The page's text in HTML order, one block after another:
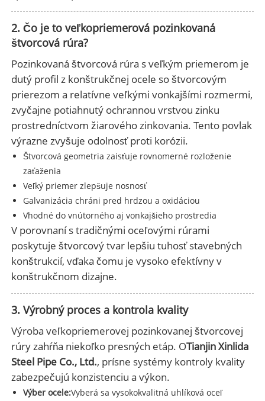
2. Čo je to veľkopriemerová pozinkovaná
štvorcová rúra?
Pozinkovaná štvorcová rúra s veľkým priemerom je
dutý profil z konštrukčnej ocele so štvorcovým
prierezom a relatívne veľkými vonkajšími rozmermi,
zvyčajne potiahnutý ochrannou vrstvou zinku
prostredníctvom žiarového zinkovania. Tento povlak
výrazne zvyšuje odolnosť proti korózii.
Štvorcová geometria zaisťuje rovnomerné rozloženie
zaťaženia
Veľký priemer zlepšuje nosnosť
Galvanizácia chráni pred hrdzou a oxidáciou
Vhodné do vnútorného aj vonkajšieho prostredia
V porovnaní s tradičnými oceľovými rúrami
poskytuje štvorcový tvar lepšiu tuhosť stavebných
konštrukcií, vďaka čomu je vysoko efektívny v
konštrukčnom dizajne.
3. Výrobný proces a kontrola kvality
Výroba veľkopriemerovej pozinkovanej štvorcovej
rúry zahŕňa niekoľko presných etáp. OTianjin Xinlida
Steel Pipe Co., Ltd., prísne systémy kontroly kvality
zabezpečujú konzistenciu a výkon.
Výber ocele:Vyberá sa vysokokvalitná uhlíková oceľ